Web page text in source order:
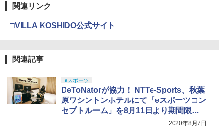
￥11,849
4
￥10,737
【純正品】DualSense ワイヤレスコン
【国内正規品】Thrustmaster スラスト
マスター TH8S シフター - PC、PS4、P
S5、PS5 Pro、Xbox One、Xbox Serie
(オリジナル特典:オリジナル巾着＋メー
カー特典:【坤と離】二振りの剣、十翼よ
4
劇場版「鬼滅の刃」無限城編 第一章 猗
窩座再来 完全生産限定版 [Blu-ray]
関連リンク
□VILLA KOSHIDO公式サイト
関連記事
eスポーツ
DeToNatorが協力！ NTTe-Sports、秋葉
原ワシントンホテルにて「eスポーツコン
セプトルーム」を8月11日より期間限定
2020年8月7日